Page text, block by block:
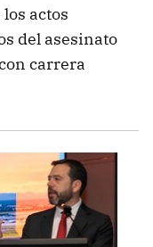
actos
del asesinato
carrera